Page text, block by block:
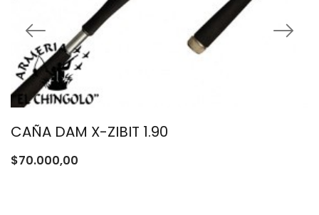
CAÑA DAM X-ZIBIT 1.90
$70.000,00